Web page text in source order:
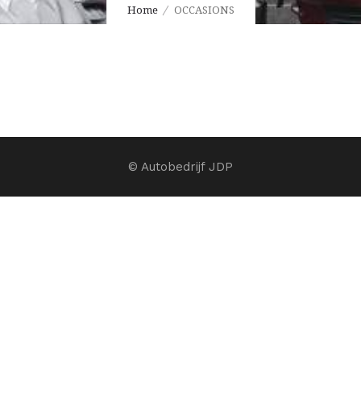
Home OCCASIONS
© Autobedrijf JDP